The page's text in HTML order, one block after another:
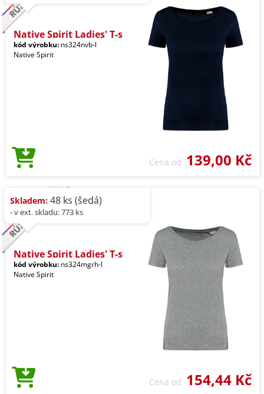
Native Spirit Ladies' T-s
kód výrobku: ns324nvb-l
Native Spirit
Cena od 139,00 Kč
Skladem: 48 ks (šedá)
- v ext. skladu: 773 ks
Native Spirit Ladies' T-s
kód výrobku: ns324mgrh-l
Native Spirit
Cena od 154,44 Kč